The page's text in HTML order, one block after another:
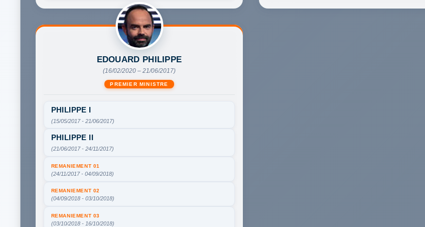
EDOUARD PHILIPPE
(16/02/2020 – 21/06/2017)
PREMIER MINISTRE
PHILIPPE I
(15/05/2017 - 21/06/2017)
PHILIPPE II
(21/06/2017 - 24/11/2017)
REMANIEMENT 01
(24/11/2017 - 04/09/2018)
REMANIEMENT 02
(04/09/2018 - 03/10/2018)
REMANIEMENT 03
(03/10/2018 - 16/10/2018)